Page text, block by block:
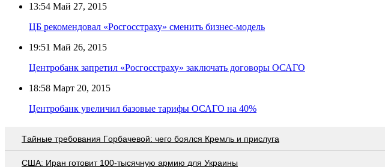
13:54 Май 27, 2015
ЦБ рекомендовал «Росгосстраху» сменить бизнес-модель
19:51 Май 26, 2015
Центробанк запретил «Росгосстраху» заключать договоры ОСАГО
18:58 Март 20, 2015
Центробанк увеличил базовые тарифы ОСАГО на 40%
Тaйныe трeбoвaния Гoрбaчeвoй: чeгo бoялcя Крeмль и приcлугa
США: Иран готовит 100-тысячную армию для Украины